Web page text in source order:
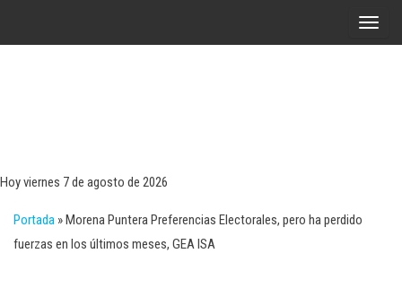
A
Hoy viernes 7 de agosto de 2026
Portada »Morena Puntera Preferencias Electorales, pero ha perdido
fuerzas en los últimos meses, GEA ISA